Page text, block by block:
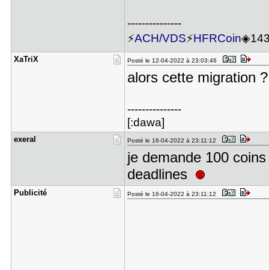
---------------
⚡ACH/VDS⚡HFRCoin
XaTriX Posté le 12-04-2022 à 23:03:46
alors cette migration
---------------
[:dawa]
exeral Posté le 16-04-2022 à 23:11:12
je demande 100
deadlines
Publicité Posté le 16-04-2022 à 23:11:12